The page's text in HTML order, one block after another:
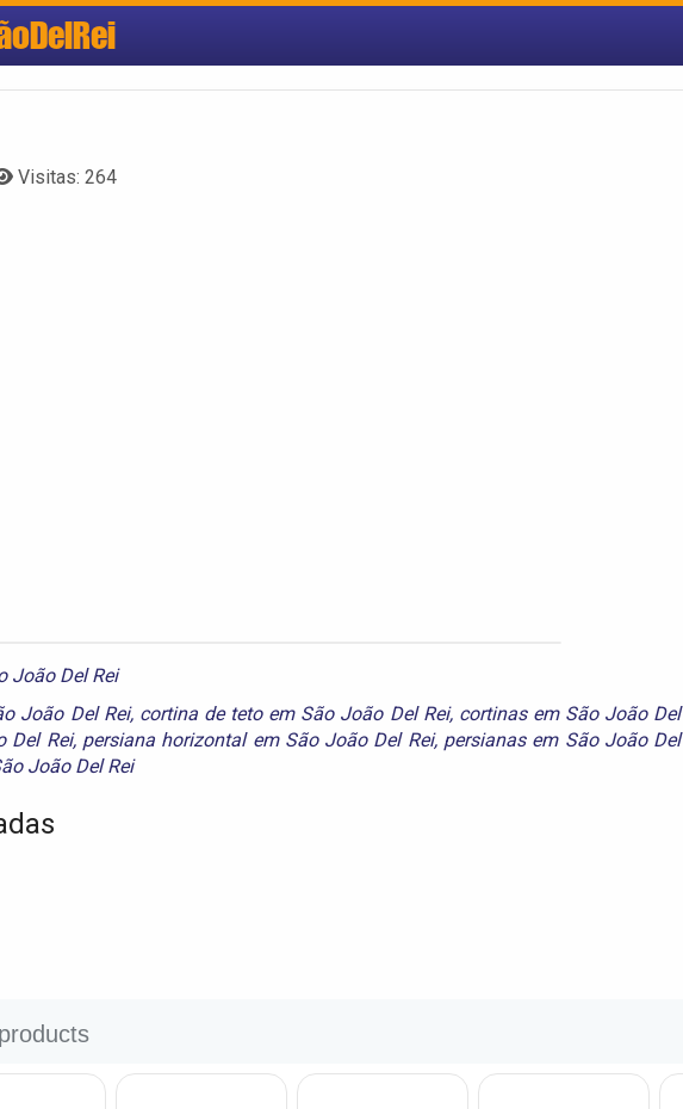
Visitas: 264
João Del Rei
João Del Rei, cortina de teto em São João Del Rei, cortinas em São João Del
Del Rei, persiana horizontal em São João Del Rei, persianas em São João Del
João Del Rei